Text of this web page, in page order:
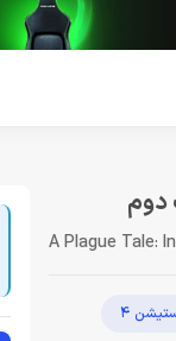
A Plague Tale:
4